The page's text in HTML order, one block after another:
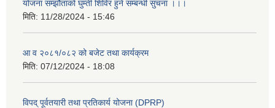
योजना सम्झौताको घुम्ती शिविर हुने सम्बन्धी सुचना ।।।
मिति: 11/28/2024 - 15:46
आ व २०८१/०८२ को बजेट तथा कार्यक्रम
मिति: 07/12/2024 - 18:08
विपद् पूर्वतयारी तथा प्रतिकार्य योजना (DPRP)